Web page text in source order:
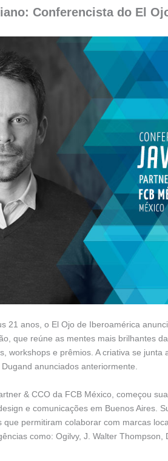
Conferencista do El
21 anos, o El Ojo de Iberoamérica
que reúne as mentes mais brilhantes
workshops e prêmios. A criativa se
anunciados anteriormente.
& CCO da FCB México, começou
e comunicações em Buenos Aires.
que permitiram colaborar com marcas
como: Ogilvy, J. Walter